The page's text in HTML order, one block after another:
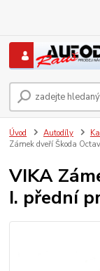
Úvod Autodíly
Zámek dveří Škoda
VIKA
I. přední